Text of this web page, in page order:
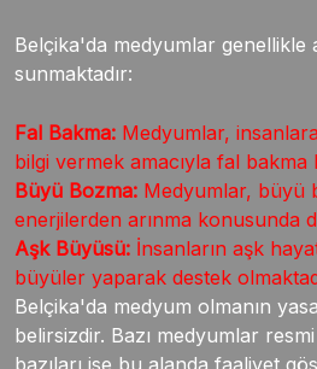
Belçika'da medyumlar genellikle
sunmaktadır:
Fal Bakma: Medyumlar,
bilgi vermek amacıyla fal bakma
Büyü Bozma: Medyumlar, büyü
enerjilerden arınma konusunda
Aşk Büyüsü: İnsanların aşk
büyüler yaparak destek
Belçika'da medyum olmanın
belirsizdir. Bazı medyumlar
bazıları ise bu alanda faaliyet